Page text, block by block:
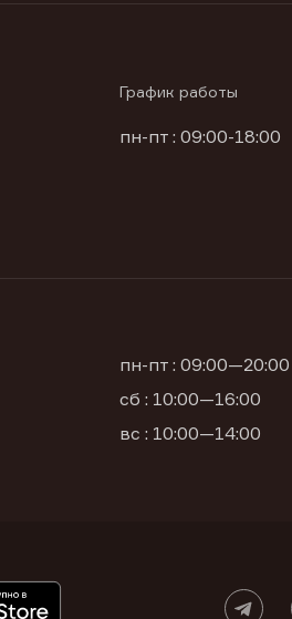
График работы
пн-пт : 09:00-18:00
пн-пт : 09:00—20:00
сб : 10:00—16:00
вс : 10:00—14:00